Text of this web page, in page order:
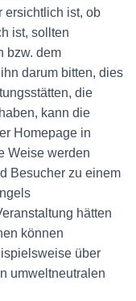
ersichtlich ist, ob
ist, sollten
bzw. dem
darum bitten, dies
die
kann die
Homepage in
Weise werden
Besucher zu einem
hätten
können
über
umweltneutralen